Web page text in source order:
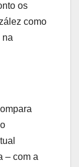
os
como
na
– com a